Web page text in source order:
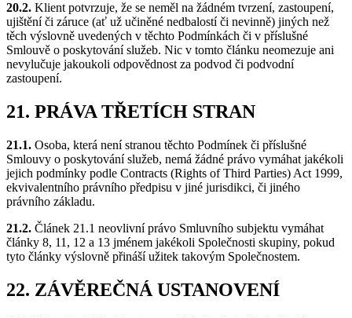
20.2. Klient potvrzuje, že se neměl na žádném tvrzení, zastoupení,
ujištění či záruce (ať už učiněné nedbalostí či nevinně) jiných než
těch výslovně uvedených v těchto Podmínkách či v příslušné
Smlouvě o poskytování služeb. Nic v tomto článku neomezuje ani
nevylučuje jakoukoli odpovědnost za podvod či podvodní
zastoupení.
21. PRÁVA TŘETÍCH STRAN
21.1. Osoba, která není stranou těchto Podmínek či příslušné
Smlouvy o poskytování služeb, nemá žádné právo vymáhat jakékoli
jejich podmínky podle Contracts (Rights of Third Parties) Act 1999,
ekvivalentního právního předpisu v jiné jurisdikci, či jiného
právního základu.
21.2. Článek 21.1 neovlivní právo Smluvního subjektu vymáhat
články 8, 11, 12 a 13 jménem jakékoli Společnosti skupiny, pokud
tyto články výslovně přináší užitek takovým Společnostem.
22. ZÁVĚREČNÁ USTANOVENÍ